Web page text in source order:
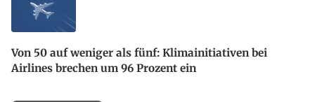
Von 50 auf weniger als fünf: Klimainitiativen bei
Airlines brechen um 96 Prozent ein